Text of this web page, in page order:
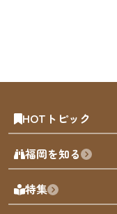
HOTトピック
みんなの旅行記
天神エリア
博多旧市街
福岡を知る
福岡の見どころ
福岡の魅力
特集